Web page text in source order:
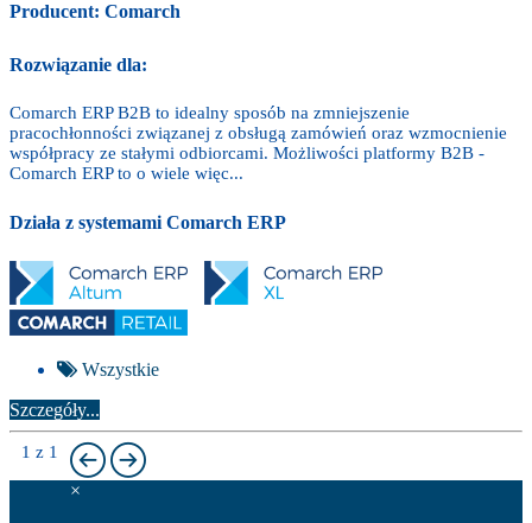
Producent: Comarch
Rozwiązanie dla:
Comarch ERP B2B to idealny sposób na zmniejszenie
pracochłonności związanej z obsługą zamówień oraz wzmocnienie
współpracy ze stałymi odbiorcami. Możliwości platformy B2B -
Comarch ERP to o wiele więc...
Działa z systemami Comarch ERP
Wszystkie
Szczegóły...
1 z 1
×